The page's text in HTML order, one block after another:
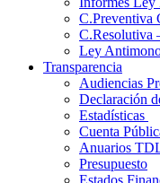
C.Preventiva
C.Resolutiva
Ley
Transparencia
Audiencias
Declaración
Estadísticas
Cuenta
Anuarios
Presupuesto